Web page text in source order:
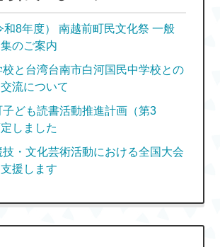
和8年度） 南越前町民文化祭 一般
のご案内
と台湾台南市白河国民中学校との
流について
子ども読書活動推進計画（第3
しました
技・文化芸術活動における全国大会
援します